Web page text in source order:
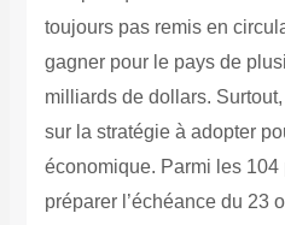
toujours pas remis en
gagner pour le pays de
milliards de dollars. Surtout,
sur la stratégie à adopter
économique. Parmi les
préparer l’échéance du 23